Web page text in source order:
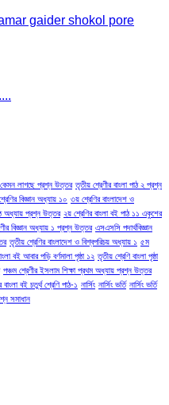
gaider shokol pore
কেমন লাগছে প্রশ্ন উত্তর তৃতীয় শ্রেণীর বাংলা পাঠ ২ প্রশ্ন
বিজ্ঞান অধ্যায় ১০ ৩য় শ্রেণির বাংলাদেশ ও
অধ্যায় প্রশ্ন উত্তর ২য় শ্রেণির বাংলা বই পাঠ ১১ একুশের
বিজ্ঞান অধ্যায় ১ প্রশ্ন উত্তর এসএসসি পদার্থবিজ্ঞান
তৃতীয় শ্রেণির বাংলাদেশ ও বিশ্বপরিচয় অধ্যায় ১ ৫ম
বই আবার পড়ি বর্ণমালা পৃষ্ঠা ১২ তৃতীয় শ্রেণি বাংলা পৃষ্ঠা
পঞ্চম শ্রেণীর ইসলাম শিক্ষা প্রথম অধ্যায় প্রশ্ন উত্তর
বই চতুর্থ শ্রেণি পাঠ-১ নার্সিং নার্সিং ভর্তি নার্সিং ভর্তি
সমাধান